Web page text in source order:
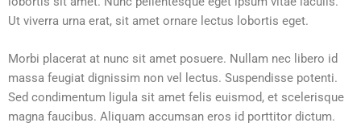
Ut viverra urna erat, sit amet ornare lectus lobortis eget.
Morbi placerat at nunc sit amet posuere. Nullam nec libero id
massa feugiat dignissim non vel lectus. Suspendisse potenti.
Sed condimentum ligula sit amet felis euismod, et scelerisque
magna faucibus. Aliquam accumsan eros id porttitor dictum.